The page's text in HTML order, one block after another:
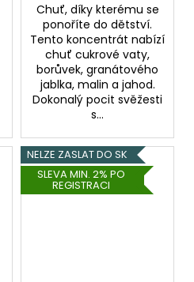
Chuť, díky kterému se
ponoříte do dětství.
Tento koncentrát nabízí
chuť cukrové vaty,
borůvek, granátového
jablka, malin a jahod.
Dokonalý pocit svěžesti
s...
NELZE ZASLAT DO SK
SLEVA MIN. 2% PO
REGISTRACI